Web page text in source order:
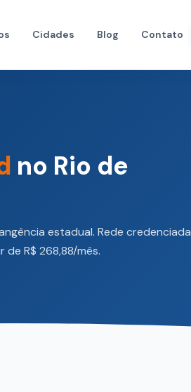
Cidades Blog Contato
no Rio de
estadual. Rede credenciada
R$ 268,88/mês.